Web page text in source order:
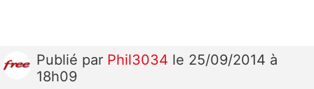
Publié par Phil3034 le 25/09/2014 à
18h09